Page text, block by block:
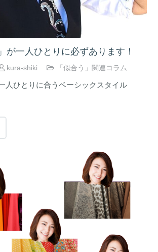
が一人ひとりに必ずあります！
kura-shiki 「似合う」関連コラム
人ひとりに合うベーシックスタイル